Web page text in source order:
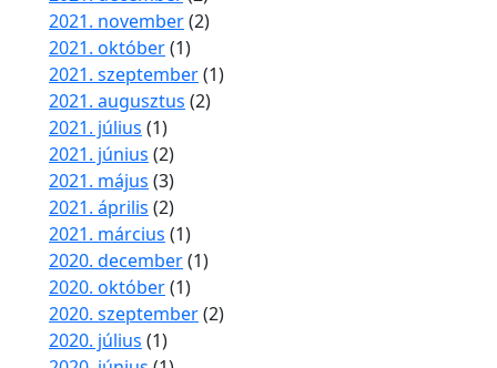
2021. november(2)
2021. október(1)
2021. szeptember(1)
2021. augusztus (2)
2021. július (1)
2021. június (2)
2021. május (3)
2021. április (2)
2021. március (1)
2020. december(1)
2020. október(1)
2020. szeptember(2)
2020. július (1)